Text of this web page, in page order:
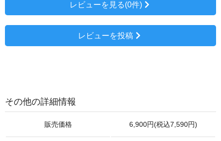
レビューを見る(0件)
レビューを投稿
その他の詳細情報
販売価格 6,900円(税込7,590円)